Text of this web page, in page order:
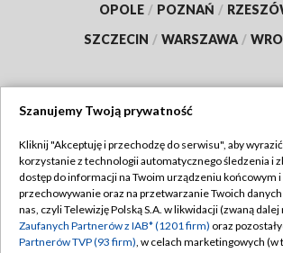
OPOLE / POZNAŃ /
SZCZECIN / WARSZAWA /
TVP
Abonament TVP
Emisja w TVP
Regulamin TVP
Polityka prywatności
Szanujemy Twoją prywatność
Kliknij "Akceptuję i przechodzę do serwisu", aby
korzystanie z technologii automatycznego śledzenia i
dostęp do informacji na Twoim urządzeniu końcowym i
przechowywanie oraz na przetwarzanie Twoich
nas, czyli Telewizję Polską S.A. w likwidacji (zwaną dalej
Zaufanych Partnerów z IAB* (1201 firm) oraz
Partnerów TVP (93 firm), w celach marketingowych (w